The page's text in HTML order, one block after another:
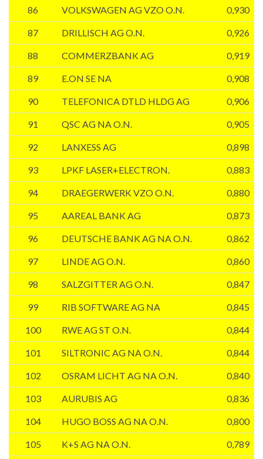
86 VOLKSWAGEN AG VZO O.N. 0,930
87 DRILLISCH AG O.N. 0,926
88 COMMERZBANK AG 0,919
89 E.ON SE NA 0,908
90 TELEFONICA DTLD HLDG AG 0,906
91 QSC AG NA O.N. 0,905
92 LANXESS AG 0,898
93 LPKF LASER+ELECTRON. 0,883
94 DRAEGERWERK VZO O.N. 0,880
95 AAREAL BANK AG 0,873
96 DEUTSCHE BANK AG NA O.N. 0,862
97 LINDE AG O.N. 0,860
98 SALZGITTER AG O.N. 0,847
99 RIB SOFTWARE AG NA 0,845
100 RWE AG ST O.N. 0,844
101 SILTRONIC AG NA O.N. 0,844
102 OSRAM LICHT AG NA O.N. 0,840
103 AURUBIS AG 0,836
104 HUGO BOSS AG NA O.N. 0,800
105 K+S AG NA O.N. 0,789